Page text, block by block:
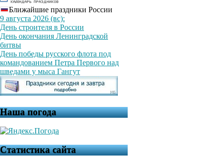
Ближайшие праздники России
9 августа 2026 (вс):
День строителя в России
День окончания Ленинградской
битвы
День победы русского флота под
командованием Петра Первого над
шведами у мыса Гангут
Наша погода
Статистика сайта